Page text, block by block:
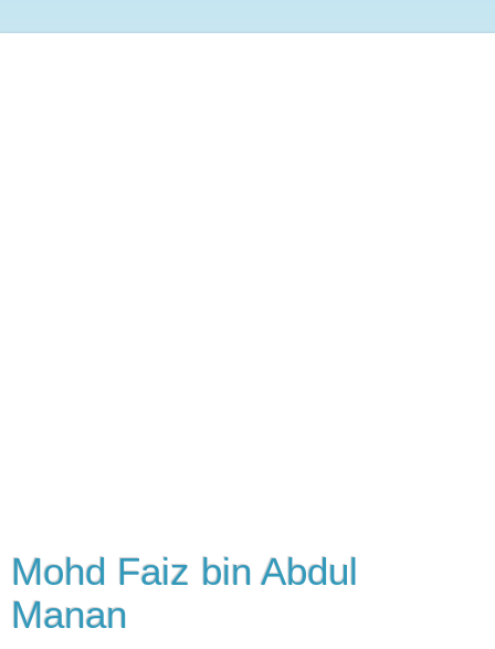
Mohd Faiz bin Abdul
Manan